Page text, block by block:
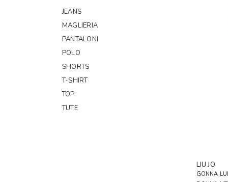
JEANS
MAGLIERIA
PANTALONI
POLO
SHORTS
T-SHIRT
TOP
TUTE
LIU JO
GONNA